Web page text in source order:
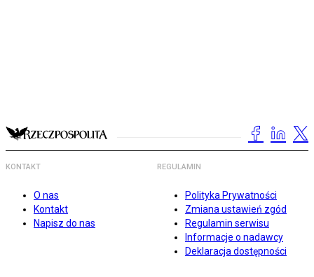
KONTAKT
O nas
Kontakt
Napisz do nas
REGULAMIN
Polityka Prywatności
Zmiana ustawień zgód
Regulamin serwisu
Informacje o nadawcy
Deklaracja dostępności